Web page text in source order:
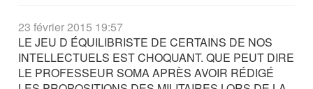
23 février 2015 19:57
LE JEU D ÉQUILIBRISTE DE CERTAINS DE NOS
INTELLECTUELS EST CHOQUANT. QUE PEUT DIRE
LE PROFESSEUR SOMA APRÈS AVOIR RÉDIGÉ